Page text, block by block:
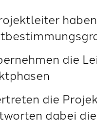
die
die
dabei